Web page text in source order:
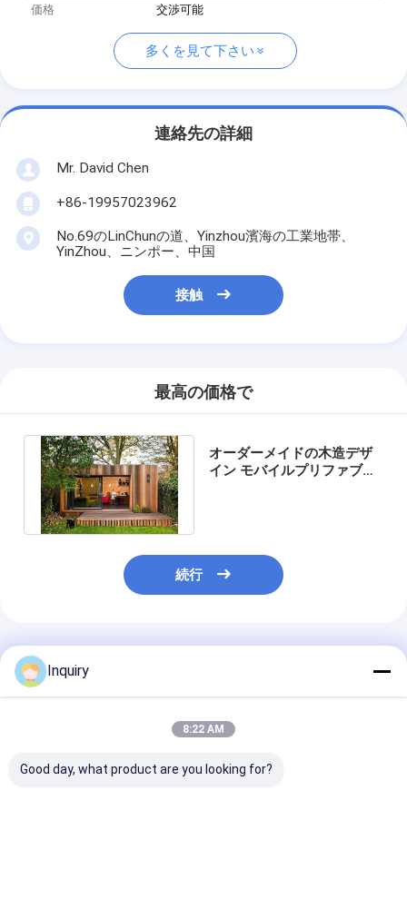
価格
交渉可能
多くを見て下さい
連絡先の詳細
Mr. David Chen
+86-19957023962
No.69のLinChunの道、Yinzhou濱海の工業地帯、
YinZhou、ニンポー、中国
接触
最高の価格で
オーダーメイドの木造デザ
イン モバイルプリファブガ
続行
推薦されたプロダクト
Inquiry
8:22 AM
Good day, what product are you looking for?